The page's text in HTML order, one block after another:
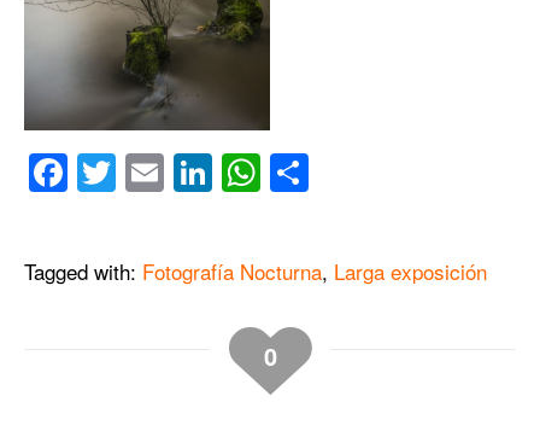
Facebook
Twitter
EmailLinkedIn
WhatsApp
Tagged with: Fotografía Nocturna, Larga exposición
0